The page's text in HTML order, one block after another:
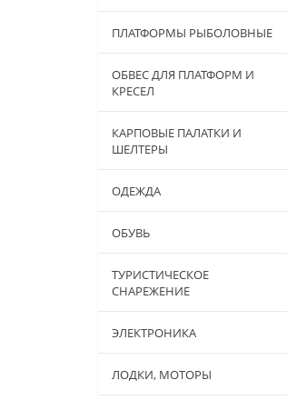
ПЛАТФОРМЫ РЫБОЛОВНЫЕ
ОБВЕС ДЛЯ ПЛАТФОРМ И
КРЕСЕЛ
КАРПОВЫЕ ПАЛАТКИ И
ШЕЛТЕРЫ
ОДЕЖДА
ОБУВЬ
ТУРИСТИЧЕСКОЕ
СНАРЕЖЕНИЕ
ЭЛЕКТРОНИКА
ЛОДКИ, МОТОРЫ